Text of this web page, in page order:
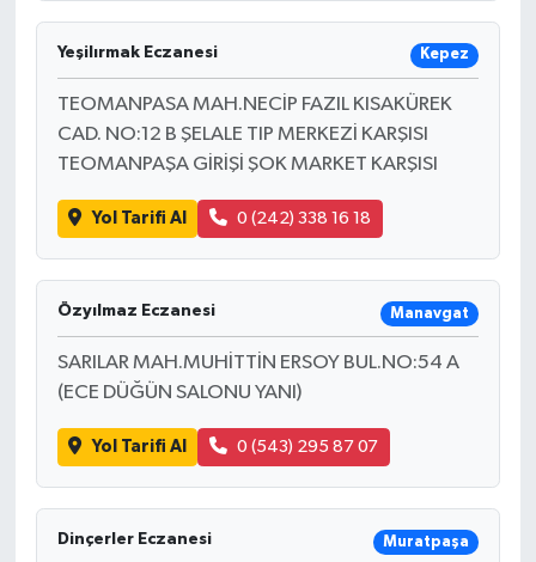
Yeşilırmak Eczanesi Kepez
TEOMANPASA MAH.NECİP FAZIL KISAKÜREK
CAD. NO:12 B ŞELALE TIP MERKEZİ KARŞISI
TEOMANPAŞA GİRİŞİ ŞOK MARKET KARŞISI
Yol Tarifi Al 0 (242) 338 16 18
Özyılmaz Eczanesi Manavgat
SARILAR MAH.MUHİTTİN ERSOY BUL.NO:54 A
(ECE DÜĞÜN SALONU YANI)
Yol Tarifi Al 0 (543) 295 87 07
Dinçerler Eczanesi Muratpaşa